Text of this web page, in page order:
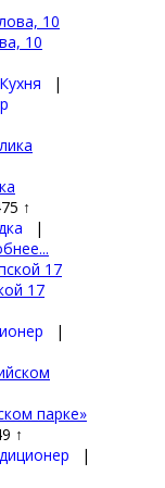
10
|
↑
|
17
|
парке»
↑
|